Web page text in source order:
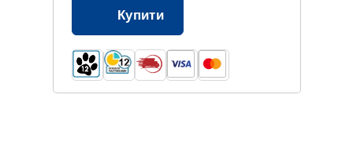
Купити